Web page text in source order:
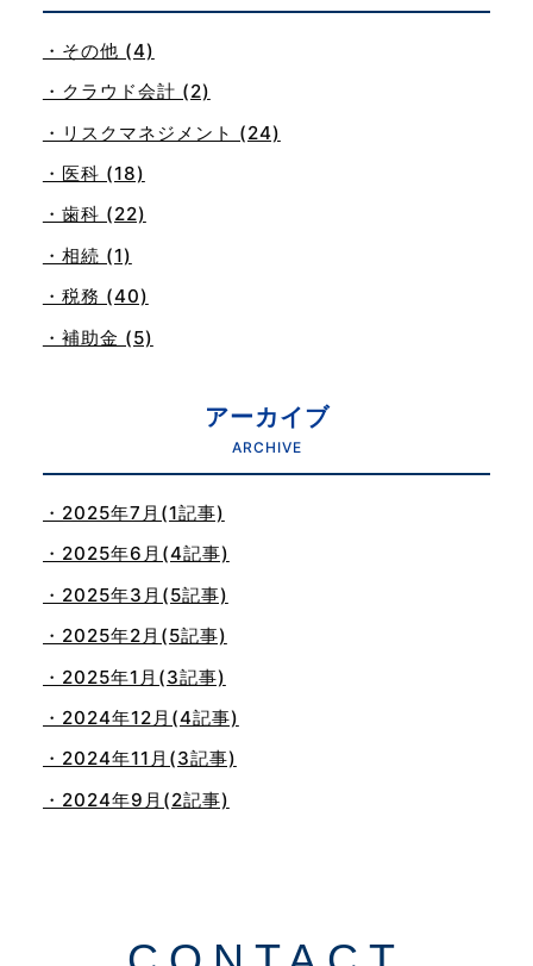
・その他 (4)
・クラウド会計 (2)
・リスクマネジメント (24)
・医科 (18)
・歯科 (22)
・相続 (1)
・税務 (40)
・補助金 (5)
アーカイブ
ARCHIVE
・2025年7月(1記事)
・2025年6月(4記事)
・2025年3月(5記事)
・2025年2月(5記事)
・2025年1月(3記事)
・2024年12月(4記事)
・2024年11月(3記事)
・2024年9月(2記事)